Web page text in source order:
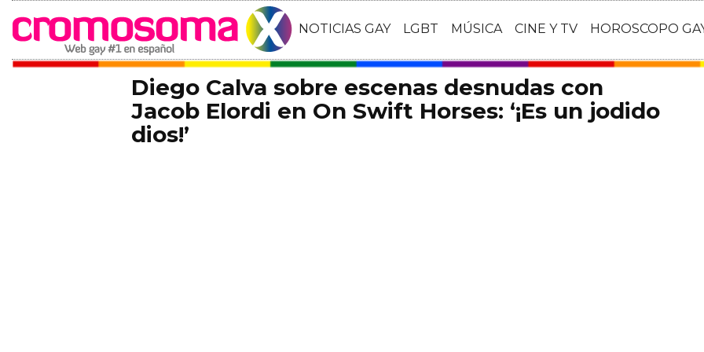
NOTICIAS GAY LGBT MÚSICA CINE Y TV HOROSCOPO
Diego Calva sobre escenas desnudas con
Jacob Elordi en On Swift Horses: ‘¡Es un jodido
dios!’